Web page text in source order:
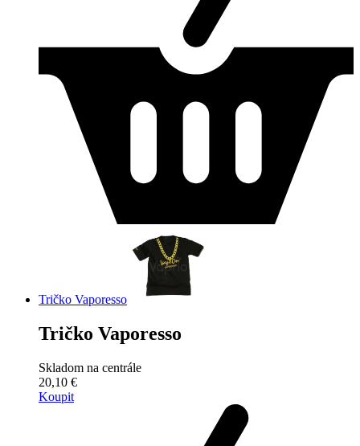
Tričko Vaporesso
Tričko Vaporesso
Skladom na centrále
20,10 €
Koupit